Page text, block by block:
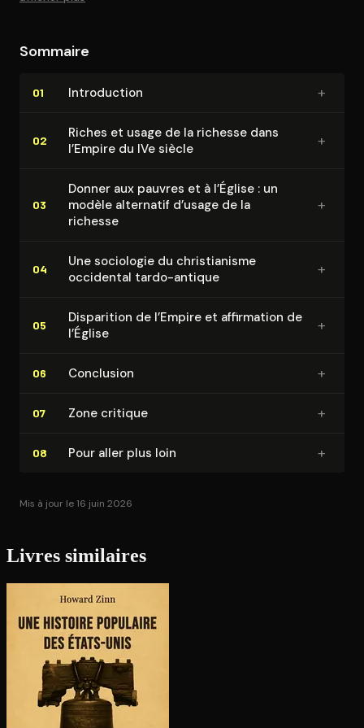
Sommaire
01 In­tro­duc­tion +
02
Riches et usage de la richesse dans
l’Empire du IVe siècle
+
03
Donner aux pauvres et à l’Église : un
modèle alternatif d’usage de la
richesse
+
04
Une sociologie du chris­tia­nisme
occidental tardo-antique
+
05
Disparition de l’Empire et affirmation de
l’Église
+
06 Conclusion +
07 Zone critique +
08 Pour aller plus loin +
Mis à jour le 16 juin 2026
Livres similaires